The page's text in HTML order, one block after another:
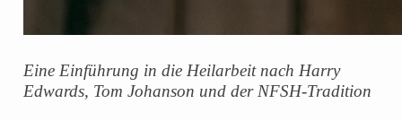
Eine Einführung in die Heilarbeit nach Harry
Edwards, Tom Johanson und der NFSH-Tradition